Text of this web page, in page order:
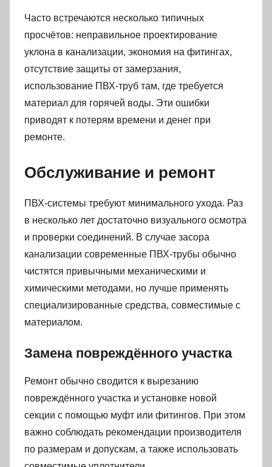
Часто встречаются несколько типичных
просчётов: неправильное проектирование
уклона в канализации, экономия на фитингах,
отсутствие защиты от замерзания,
использование ПВХ-труб там, где требуется
материал для горячей воды. Эти ошибки
приводят к потерям времени и денег при
ремонте.
Обслуживание и ремонт
ПВХ-системы требуют минимального ухода. Раз
в несколько лет достаточно визуального осмотра
и проверки соединений. В случае засора
канализации современные ПВХ-трубы обычно
чистятся привычными механическими и
химическими методами, но лучше применять
специализированные средства, совместимые с
материалом.
Замена повреждённого участка
Ремонт обычно сводится к вырезанию
повреждённого участка и установке новой
секции с помощью муфт или фитингов. При этом
важно соблюдать рекомендации производителя
по размерам и допускам, а также использовать